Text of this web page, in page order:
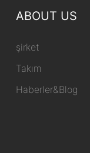
ABOUT US
şirket
Takım
Haberler&Blog